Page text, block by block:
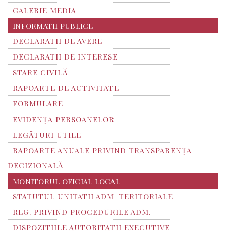
GALERIE MEDIA
INFORMATII PUBLICE
DECLARATII DE AVERE
DECLARATII DE INTERESE
STARE CIVILĂ
RAPOARTE DE ACTIVITATE
FORMULARE
EVIDENȚA PERSOANELOR
LEGĂTURI UTILE
RAPOARTE ANUALE PRIVIND TRANSPARENŢA
DECIZIONALĂ
MONITORUL OFICIAL LOCAL
STATUTUL UNITATII ADM-TERITORIALE
REG. PRIVIND PROCEDURILE ADM.
DISPOZITIILE AUTORITATII EXECUTIVE